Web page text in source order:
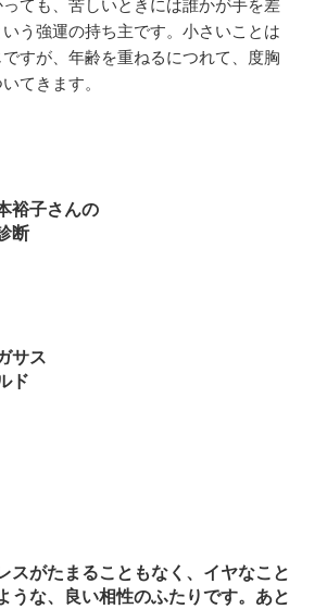
ても、苦しいときには誰かが手を差
う強運の持ち主です。小さいことは
すが、年齢を重ねるにつれて、度胸
てきます。
裕子さんの
断
サス
ド
スがたまることもなく、イヤなこと
うな、良い相性のふたりです。あと